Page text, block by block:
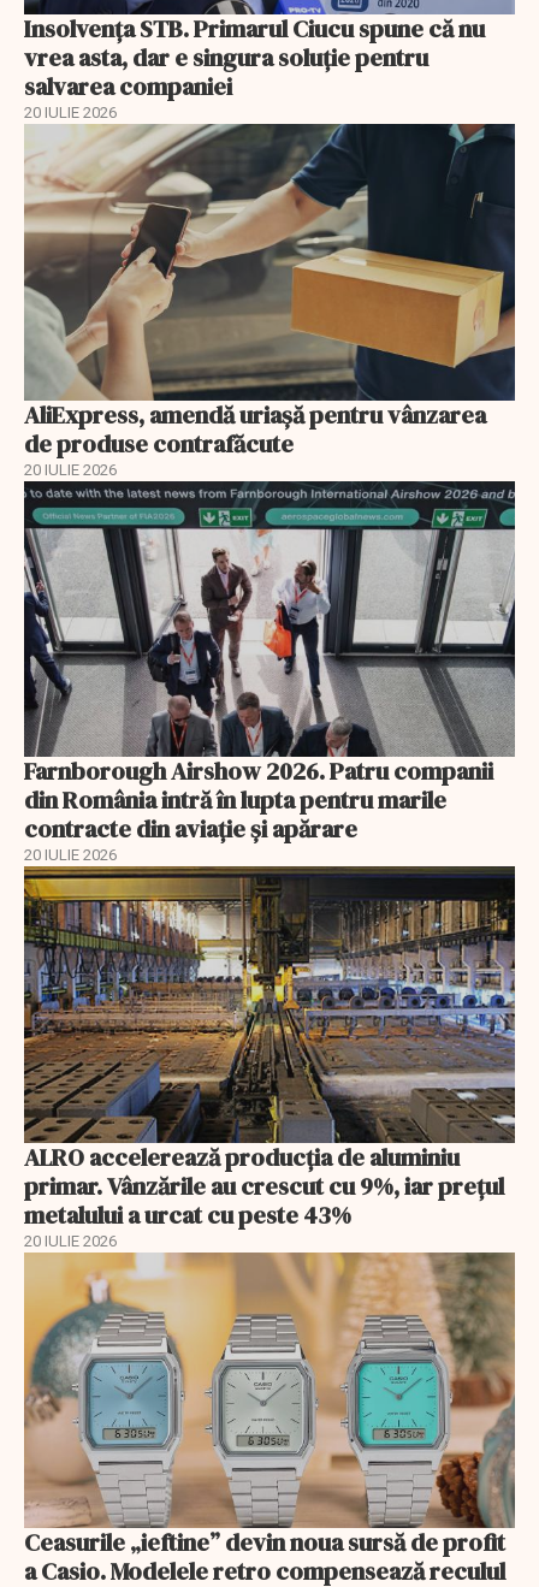
Insolvenţa STB. Primarul Ciucu spune că nu
vrea asta, dar e singura soluţie pentru
salvarea companiei
20 IULIE 2026
AliExpress, amendă uriaşă pentru vânzarea
de produse contrafăcute
20 IULIE 2026
Farnborough Airshow 2026. Patru companii
din România intră în lupta pentru marile
contracte din aviație și apărare
20 IULIE 2026
ALRO accelerează producția de aluminiu
primar. Vânzările au crescut cu 9%, iar prețul
metalului a urcat cu peste 43%
20 IULIE 2026
Ceasurile „ieftine” devin noua sursă de profit
a Casio. Modelele retro compensează reculul